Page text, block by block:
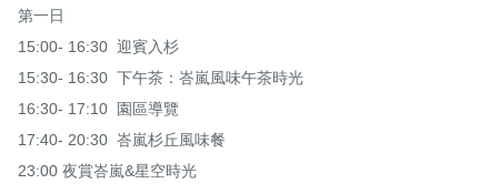
第一日
15:00- 16:30  迎賓入杉
15:30- 16:30  下午茶：峇嵐風味午茶時光
16:30- 17:10  園區導覽
17:40- 20:30  峇嵐杉丘風味餐
23:00 夜賞峇嵐&星空時光